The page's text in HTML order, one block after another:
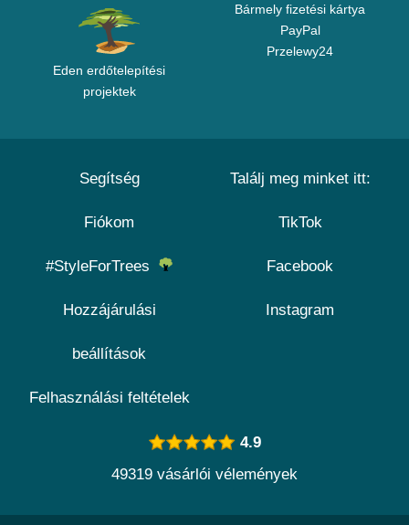
Eden erdőtelepítési
projektek
Bármely fizetési kártya
PayPal
Przelewy24
Segítség
Fiókom
#StyleForTrees
Hozzájárulási
beállítások
Felhasználási feltételek
Találj meg minket itt:
TikTok
Facebook
Instagram
4.9
49319 vásárlói vélemények